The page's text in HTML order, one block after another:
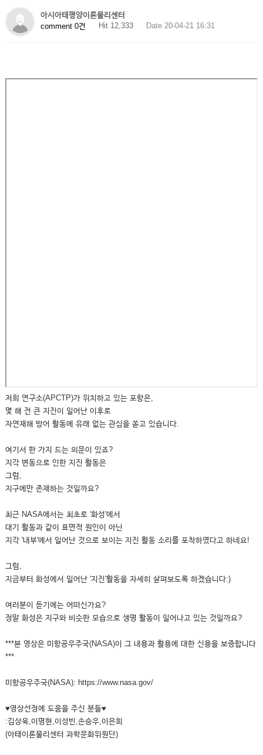
아시아태평양이론물리센터
comment 0건
Hit 12,333 Date 20-04-21 16:31
저희 연구소(APCTP)가 위치하고 있는 포항은,
몇 해 전 큰 지진이 일어난 이후로
자연재해 방어 활동에 유래 없는 관심을 쏟고 있습니다.
여기서 한 가지 드는 의문이 있죠?
지각 변동으로 인한 지진 활동은
그럼,
지구에만 존재하는 것일까요?
최근 NASA에서는 최초로 '화성'에서
대기 활동과 같이 표면적 원인이 아닌
지각 '내부'에서 일어난 것으로 보이는 지진 활동 소리를 포착하였다고 하네요!
그럼,
지금부터 화성에서 일어난 '지진'활동을 자세히 살펴보도록 하겠습니다:)
여러분이 듣기에는 어떠신가요?
정말 화성은 지구와 비슷한 모습으로 생명 활동이 일어나고 있는 것일까요?
***본 영상은 미항공우주국(NASA)이 그 내용과 활용에 대한 신용을 보증합니다
***
미항공우주국(NASA): https://www.nasa.gov/
♥영상선정에 도움을 주신 분들♥
:김상욱,이명현,이성빈,손승우,이은희
(아태이론물리센터 과학문화위원단)